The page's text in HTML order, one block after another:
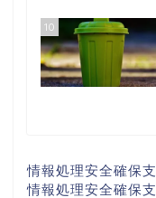
10
情報処理安全確保
情報処理安全確保